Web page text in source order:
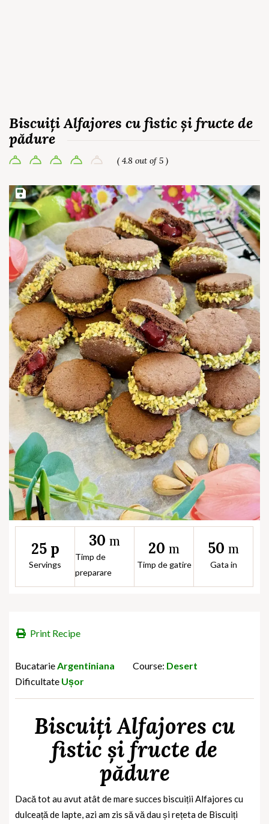
Biscuiți Alfajores cu fistic și fructe de
pădure
( 4.8 out of 5 )
Save Recipe
25 p
Servings
30 m
Timp de
preparare
20 m
Timp de gatire
50 m
Gata in
Print Recipe
BucatarieArgentiniana Course: Desert
Dificultate Ușor
Biscuiți Alfajores cu
fistic și fructe de
pădure
Dacă tot au avut atât de mare succes biscuiții Alfajores cu
dulceață de lapte, azi am zis să vă dau și rețeta de Biscuiți